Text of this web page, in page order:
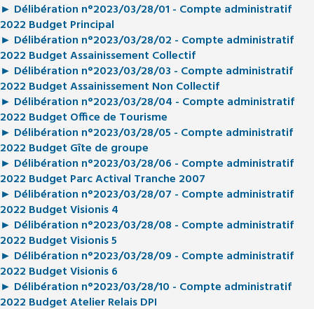
► Délibération n°2023/03/28/01 - Compte administratif
2022 Budget Principal
► Délibération n°2023/03/28/02 - Compte administratif
2022 Budget Assainissement Collectif
► Délibération n°2023/03/28/03 - Compte administratif
2022 Budget Assainissement Non Collectif
► Délibération n°2023/03/28/04 - Compte administratif
2022 Budget Office de Tourisme
► Délibération n°2023/03/28/05 - Compte administratif
2022 Budget Gîte de groupe
► Délibération n°2023/03/28/06 - Compte administratif
2022 Budget Parc Actival Tranche 2007
► Délibération n°2023/03/28/07 - Compte administratif
2022 Budget Visionis 4
► Délibération n°2023/03/28/08 - Compte administratif
2022 Budget Visionis 5
► Délibération n°2023/03/28/09 - Compte administratif
2022 Budget Visionis 6
► Délibération n°2023/03/28/10 - Compte administratif
2022 Budget Atelier Relais DPI